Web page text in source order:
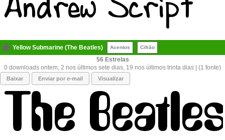
Yellow Submarine (The Beatles) Acentos Cifrão
56
0 downloads ontem, 2 nos últimos sete dias, 19 nos últimos trinta dias | (1 fonte)
Baixar Enviar por e-mail Visualizar